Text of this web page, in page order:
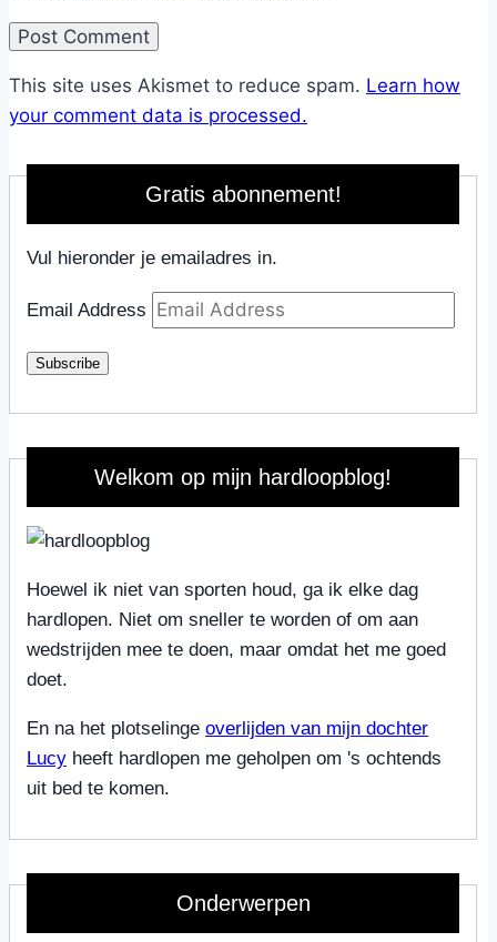
This site uses Akismet to reduce spam. Learn how
your comment data is processed.
Gratis abonnement!
Vul hieronder je emailadres in.
Email Address
Subscribe
Welkom op mijn hardloopblog!
Hoewel ik niet van sporten houd, ga ik elke dag
hardlopen. Niet om sneller te worden of om aan
wedstrijden mee te doen, maar omdat het me goed
doet.
En na het plotselinge overlijden van mijn dochter
Lucy heeft hardlopen me geholpen om 's ochtends
uit bed te komen.
Onderwerpen